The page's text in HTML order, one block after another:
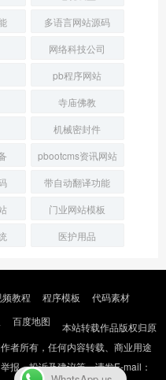
多语言网站源码
网络科技公司
pb程序网站
寺庙佛教
机械密封件
pbootcms资讯网站
带自动翻译功能
门业网站模板
医护用品
频教程 程序模板
代码素材
百度地图
本站转载作品版权归原
者所有，任何内容转载、商业用途
报、投诉及建议等，请发E-mail：